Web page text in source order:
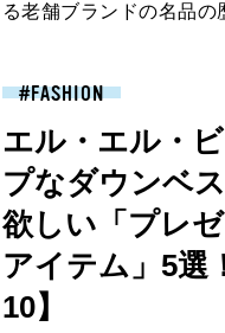
る老舗ブランドの名品
FASHION
エル・エル・
プなダウンベ
欲しい「プレ
アイテム」5選
10】